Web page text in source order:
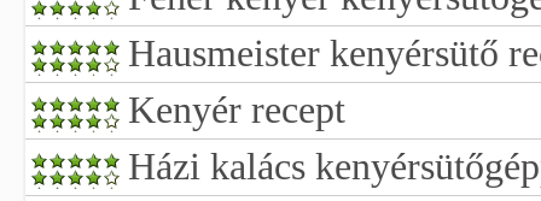
Hausmeister kenyérsütő
Kenyér recept
Házi kalács